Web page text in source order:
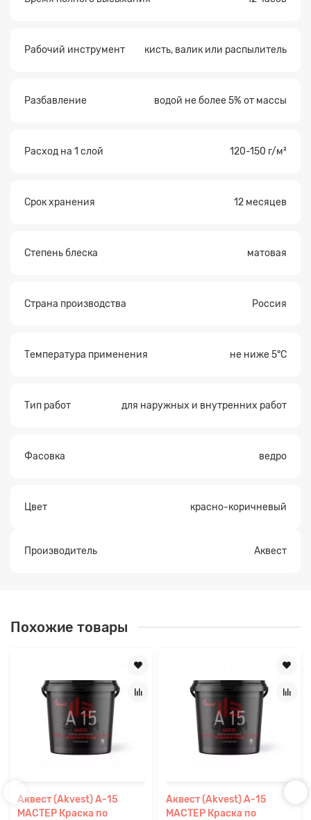
Рабочий инструмент кисть, валик или распылитель
Разбавление водой не более 5% от массы
Расход на 1 слой 120-150 г/м²
Срок хранения 12 месяцев
Степень блеска матовая
Страна производства Россия
Температура применения не ниже 5°С
Тип работ для наружных и внутренних работ
Фасовка ведро
Цвет красно-коричневый
Производитель Аквест
Похожие товары
Аквест (Akvest) А-15
МАСТЕР Краска по
Аквест (Akvest) А-15
МАСТЕР Краска по